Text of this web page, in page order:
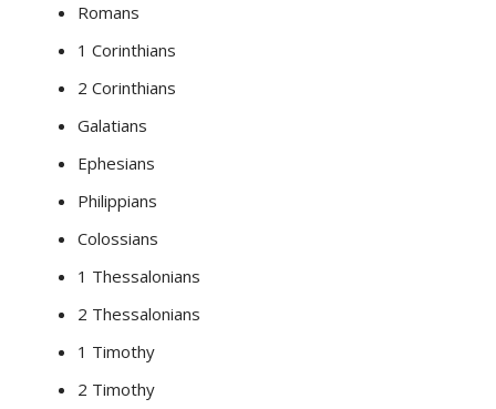
Romans
1 Corinthians
2 Corinthians
Galatians
Ephesians
Philippians
Colossians
1 Thessalonians
2 Thessalonians
1 Timothy
2 Timothy